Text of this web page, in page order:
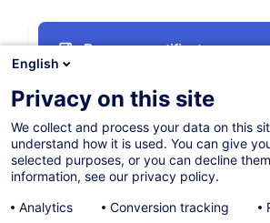
Parcours certifiant
Sur demande
Formation présentielle
Cours du jour
English (UK)
English
Privacy on this site
We collect and process your data on this
understand how it is used. You can give
selected purposes, or you can decline
information, see our privacy policy.
Analytics
Conversion tracking